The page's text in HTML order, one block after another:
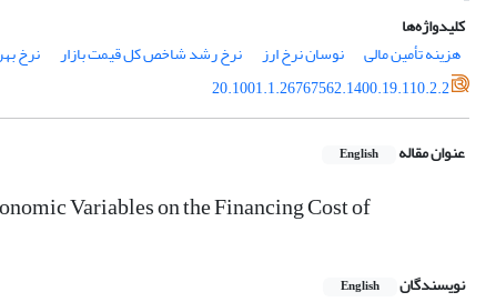
کلیدواژه‌ها
هزینه تأمین مالی
نوسان نرخ ارز نرخ رشد شاخص کل قیمت بازار نرخ
20.1001.1.26767562.1400.19.110.2.2
عنوان مقاله English
Variables on the Financing Cost of
نویسندگان English